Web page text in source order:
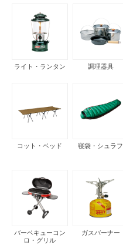
ライト・ランタン 調理器具
コット・ベッド 寝袋・シュラフ
バーベキューコン
ロ・グリル
ガスバーナー